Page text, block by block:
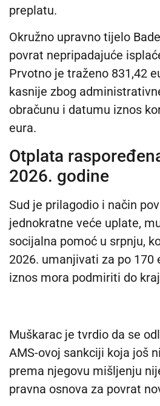
preplatu.
Okružno upravno tijelo
povrat nepripadajuće
Prvotno je traženo 831,42
kasnije zbog
obračunu i datumu iznos
eura.
Otplata
2026. godine
Sud je prilagodio i način
jednokratne veće uplate,
socijalna pomoć u srpnju,
2026. umanjivati za po 170
iznos mora podmiriti do
Muškarac je tvrdio da se
AMS-ovoj sankciji koja još
prema njegovu mišljenju
pravna osnova za povrat